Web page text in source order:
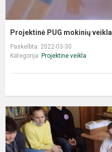
Projektinė PUG mokinių veikla
Paskelbta: 2022-03-30
Kategorija: Projektinė veikla